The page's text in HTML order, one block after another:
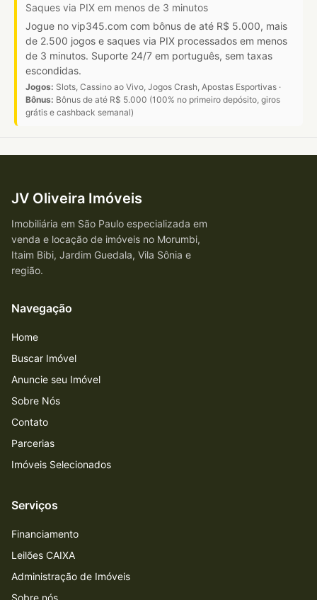
Saques via PIX em menos de 3 minutos
Jogue no vip345.com com bônus de até R$ 5.000, mais
de 2.500 jogos e saques via PIX processados em menos
de 3 minutos. Suporte 24/7 em português, sem taxas
escondidas.
Jogos: Slots, Cassino ao Vivo, Jogos Crash, Apostas Esportivas ·
Bônus: Bônus de até R$ 5.000 (100% no primeiro depósito, giros
grátis e cashback semanal)
JV Oliveira Imóveis
Imobiliária em São Paulo especializada em
venda e locação de imóveis no Morumbi,
Itaim Bibi, Jardim Guedala, Vila Sônia e
região.
Navegação
Home
Buscar Imóvel
Anuncie seu Imóvel
Sobre Nós
Contato
Parcerias
Imóveis Selecionados
Serviços
Financiamento
Leilões CAIXA
Administração de Imóveis
Sobre nós